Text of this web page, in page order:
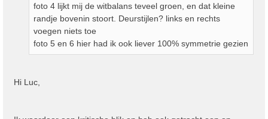
foto 4 lijkt mij de witbalans teveel groen, en dat kleine
randje bovenin stoort. Deurstijlen? links en rechts
voegen niets toe
foto 5 en 6 hier had ik ook liever 100% symmetrie gezien
Hi Luc,